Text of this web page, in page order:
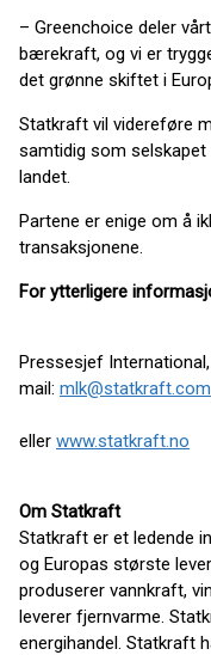
– Greenchoice deler
bærekraft, og vi er
det grønne skiftet i
Statkraft vil videreføre
samtidig som selskapet
landet.
Partene er enige om å
transaksjonene.
For ytterligere
Pressesjef
mail: mlk@statkraft.com
eller www.statkraft.no
Om Statkraft
Statkraft er et ledende
og Europas største
produserer vannkraft,
leverer fjernvarme.
energihandel. Statkraft